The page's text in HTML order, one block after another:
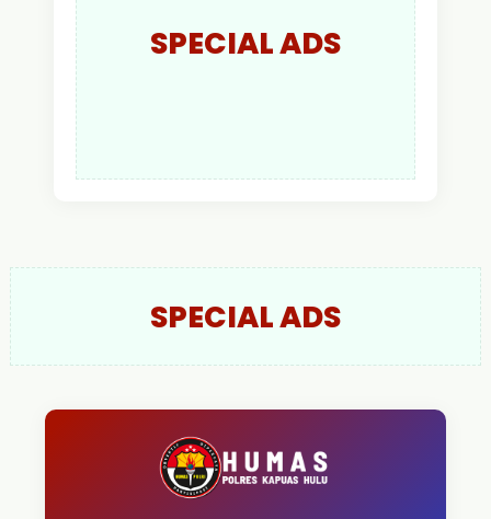
SPECIAL ADS
SPECIAL ADS